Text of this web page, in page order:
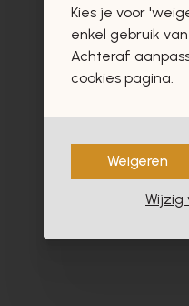
Kies je voor
enkel gebruik
Achteraf
cookies pagina.
Weigeren
Wijzig